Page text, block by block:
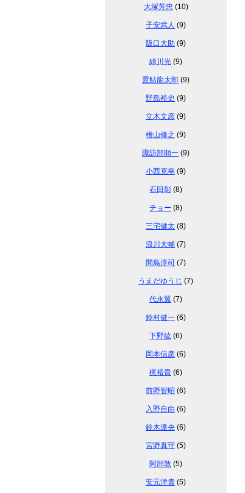
大塚芳忠 (10)
子安武人 (9)
阪口大助 (9)
緑川光 (9)
置鮎龍太郎 (9)
野島裕史 (9)
立木文彦 (9)
檜山修之 (9)
諏訪部順一 (9)
小西克幸 (9)
石田彰 (8)
チョー (8)
三宅健太 (8)
浪川大輔 (7)
間島淳司 (7)
うえだゆうじ (7)
代永翼 (7)
鈴村健一 (6)
下野紘 (6)
岡本信彦 (6)
梶裕貴 (6)
前野智昭 (6)
入野自由 (6)
鈴木達央 (6)
宮野真守 (5)
阿部敦 (5)
安元洋貴 (5)